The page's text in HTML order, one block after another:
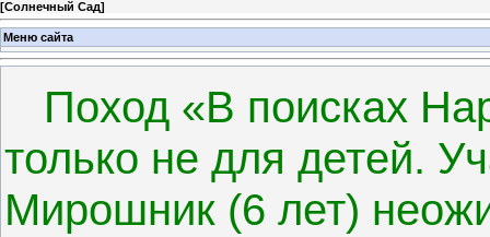
[Солнечный Сад]
Меню сайта
Поход «В поисках
только не для детей.
Мирошник (6 лет)